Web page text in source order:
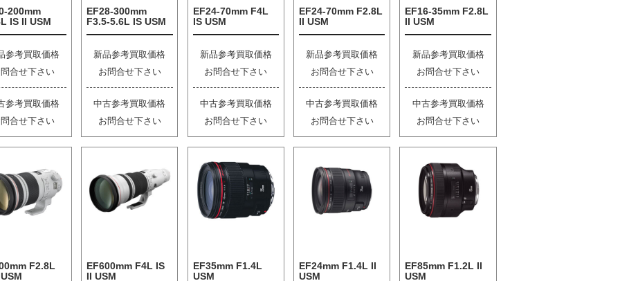
200mm
IS II USM
参考買取価格
合せ下さい
参考買取価格
合せ下さい
EF28-300mm
F3.5-5.6L IS USM
新品参考買取価格
お問合せ下さい
中古参考買取価格
お問合せ下さい
EF24-70mm F4L
IS USM
新品参考買取価格
お問合せ下さい
中古参考買取価格
お問合せ下さい
EF24-70mm F2.8L
II USM
新品参考買取価格
お問合せ下さい
中古参考買取価格
お問合せ下さい
EF16-35mm F2.8L
II USM
新品参考買取価格
お問合せ下さい
中古参考買取価格
お問合せ下さい
F2.8L
EF600mm F4L IS
II USM
EF35mm F1.4L
USM
EF24mm F1.4L II
USM
EF85mm F1.2L II
USM